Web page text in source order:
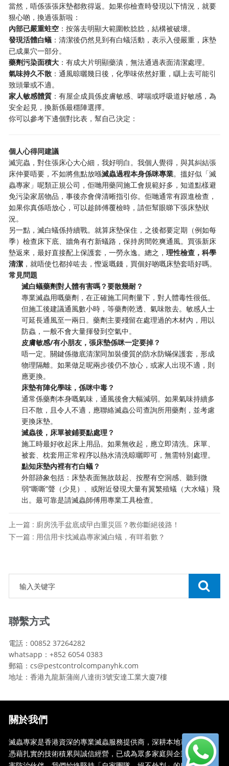
當然，唔係張張床墊都救得返。如果你檢查時發現以下情況，就要
狠心啲，換過張新啦：
內部已嚴重蛀空 ：按落去明顯大範圍軟腍腍，結構被破壞。
發現活體白蟻 ：清潔後仍然見到有白蟻活動，表示入侵嚴重，床墊
已成巢穴一部分。
藥劑污染面積大 ：有成大片明顯藥漬，無法通過表面清潔處理。
氣味持久不散 ：通風晾曬幾日後，化學味依然好重，瞓上去可能引
致頭暈或不適。
家人敏感體質 ：有屋企成員係皮膚敏感、哮喘或呼吸道好敏感，為
安全起見，換新係最穩陣選擇。
你可以參考下邊個對比表，幫自己決定：
個人心得同建議
滅完蟲，對住張床心大心細，我好明白。我個人覺得，與其糾結張
床仲要唔要，不如將焦點放喺滅蟲過程本身係咪專業。搵好似「滅
蟲專家」呢類正規公司，佢哋用藥同施工會規範好多，知道點樣避
免污染家居物品，事後亦會俾清晰指引你。佢哋通常有跟進檢查，
如果你真係唔放心，可以趁師傅覆檢時，請佢幫眼睇下張床墊狀
況。
另一點，滅白蟻係持續戰。就算床墊保住，之後都要定期（例如每
季）檢查床下底、牆角有冇新蟻路，保持房間乾爽通風。買張新床
墊返來，最好直接配上保護套，一勞永逸。總之，理性檢查，科學
清潔 ，就唔使乜都掉咗去，慳返嘅錢，買個好啲嘅床墊套唔好嗎。
常見問題
滅白蟻藥劑對人體有害嗎？要散幾耐？
專業滅蟲用嘅藥劑，在正確施工同劑量下，對人體毒性很低。
但施工後建議通風數小時，等藥劑乾透、氣味散去。敏感人士
可延長通風至一兩日。藥劑主要殘留在處理過的木材內，用以
防蟲，一般不會大量揮發到空氣中。
皮膚敏感/有小朋友，張床墊係咪一定要掉？
唔一定。關鍵係徹底清潔同加裝優質的防水防蟎保護套，形成
物理隔離。如果做足呢兩步後仍不放心，或家人出現不適，則
應更換。
床墊有陣化學味，係咪中毒？
通常係藥劑本身嘅氣味，通風後會大幅減弱。如果氣味持續多
日不散，且令人不適，應聯絡滅蟲公司查詢所用藥劑，並考慮
更換床墊。
滅蟲後，床單被鋪要點處理？
施工時最好收起床上用品。如果無收起，應立即清洗。床單、
被套、枕套用正常程序以熱水清洗晾曬即可，無需特別處理。
點知床墊內裡有冇白蟻？
外部跡象包括：床墊表面無故鼓起、按壓有空洞感、聽到微
弱“嘶嘶”聲（少見）、或附近發現大量有翼繁殖蟻（大水蟻）飛
出。最可靠是請滅蟲師傅用專業工具檢查。
上一篇 : 廚房洗手盆底成曱甴重災區？教你斷絕後路！
下一篇 : 用信用卡找滅蟲專家滅白蟻，有咩着數？
聯繫方式
電話：00852 37264282
whatsapp：+852 6054 0383
郵箱：cs@pestcontrolcompanyhk.com
地址：香港九龍新蒲崗八達街3號安達工業大廈7樓
關於我們
滅蟲專家是香港資深的專業滅蟲服務提供商，深耕本地市場多年，
憑藉扎實的技術積累與誠信經營，已成為眾多家庭與企業信賴的蟲